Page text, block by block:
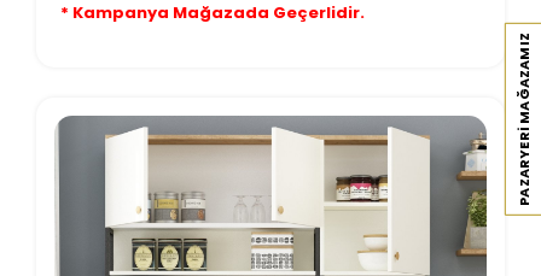
PAZARYERI MAĞAZAMIZ
Bahçe Mobilyaları
* Kampanya Mağazada Geçerlidir.